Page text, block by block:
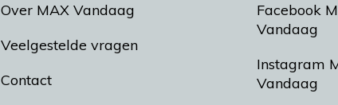
Over MAX Vandaag
Veelgestelde vragen
Contact
Facebook
Vandaag
Instagram
Vandaag